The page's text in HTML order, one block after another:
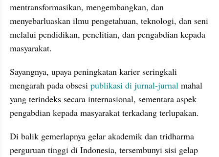
mentransformasikan, mengembangkan, dan
menyebarluaskan ilmu pengetahuan, teknologi, dan seni
melalui pendidikan, penelitian, dan pengabdian kepada
masyarakat.
Sayangnya, upaya peningkatan karier seringkali
mengarah pada obsesi publikasi di jurnal-jurnal mahal
yang terindeks secara internasional, sementara aspek
pengabdian kepada masyarakat terkadang terlupakan.
Di balik gemerlapnya gelar akademik dan tridharma
perguruan tinggi di Indonesia, tersembunyi sisi gelap